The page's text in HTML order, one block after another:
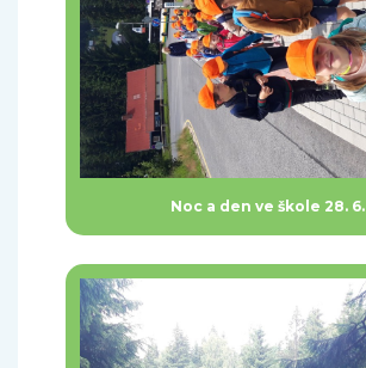
Noc a den ve škole 28. 6.